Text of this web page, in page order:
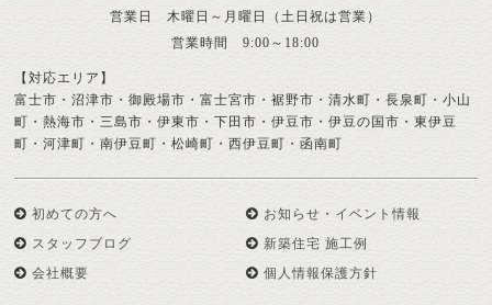
営業日 木曜日～月曜日（土日祝は営業）
営業時間 9:00～18:00
【対応エリア】
富士市・沼津市・御殿場市・富士宮市・裾野市・清水町・長泉町・小山
町・熱海市・三島市・伊東市・下田市・伊豆市・伊豆の国市・東伊豆
町・河津町・南伊豆町・松崎町・西伊豆町・函南町
初めての方へ
お知らせ・イベント情報
スタッフブログ
新築住宅 施工例
会社概要
個人情報保護方針